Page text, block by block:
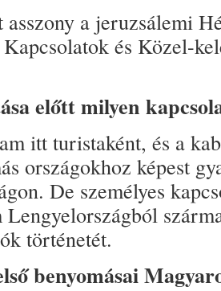
a jeruzsálemi
és Közel-
előtt milyen
itt turistaként, és a
országokhoz képest
De személyes
Lengyelországból
történetét.
benyomásai